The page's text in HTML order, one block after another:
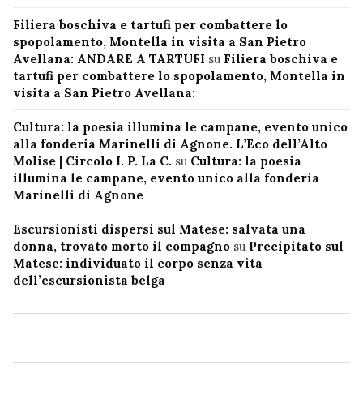
Filiera boschiva e tartufi per combattere lo
spopolamento, Montella in visita a San Pietro
Avellana: ANDARE A TARTUFI su Filiera boschiva e
tartufi per combattere lo spopolamento, Montella in
visita a San Pietro Avellana:
Cultura: la poesia illumina le campane, evento unico
alla fonderia Marinelli di Agnone. L’Eco dell’Alto
Molise | Circolo I. P. La C. su Cultura: la poesia
illumina le campane, evento unico alla fonderia
Marinelli di Agnone
Escursionisti dispersi sul Matese: salvata una
donna, trovato morto il compagno su Precipitato sul
Matese: individuato il corpo senza vita
dell’escursionista belga